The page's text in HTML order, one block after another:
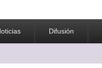
Difusión